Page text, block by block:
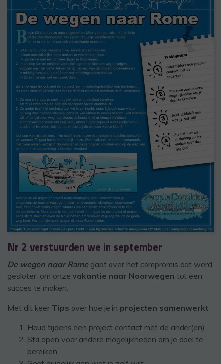
Nr 2 verstuurden we in september
De wegen naar Rome gaat over het compromis dat werd
gesloten om onze vakantie naar Noorwegen tot een
succes te maken.
Met dit keer Tips over hoe je in projecten samenwerkt
Houd tijdens een project contact met de ander(en).
Sta open voor andere mogelijkheden om je doel te
bereiken.